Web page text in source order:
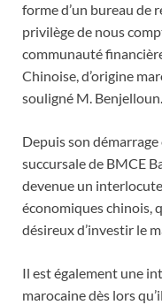
forme d’un bureau de
privilège de nous
communauté
Chinoise, d’origine
souligné M. Benjelloun.
Depuis son
succursale de BMCE
devenue un
économiques chinois,
désireux d’investir le
Il est également une
marocaine dès lors